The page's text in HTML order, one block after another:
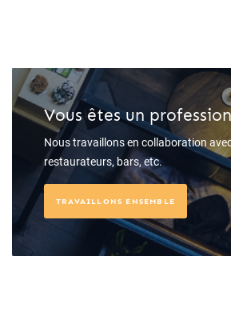
Vous êtes un
Nous travaillons en collaboration
restaurateurs, bars, etc.
TRAVAILLONS ENSEMBLE